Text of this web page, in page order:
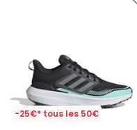
-25€* tous les 50€